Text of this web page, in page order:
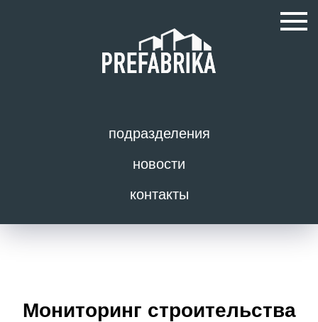
подразделения
новости
контакты
Мониторинг строительства